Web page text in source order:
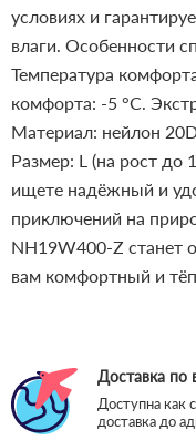
условиях и
влаги. Особенности
Температура
комфорта: -5 °C.
Материал: нейлон
Размер: L (на рост до
ищете надёжный и
приключений на
NH19W400-Z станет
вам комфортный и
Доставка по
Доступна как
доставка до